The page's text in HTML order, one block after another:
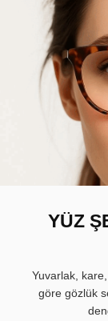
YÜZ
Yuvarlak,
göre gözlük